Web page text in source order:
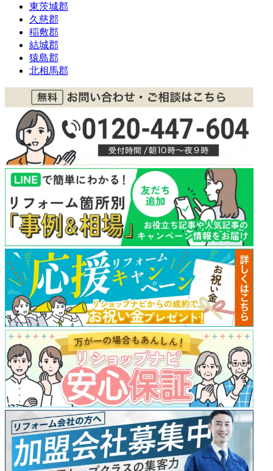
東茨城郡
久慈郡
稲敷郡
結城郡
猿島郡
北相馬郡